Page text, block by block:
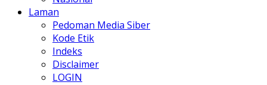
Laman
Pedoman Media Siber
Kode Etik
Indeks
Disclaimer
LOGIN